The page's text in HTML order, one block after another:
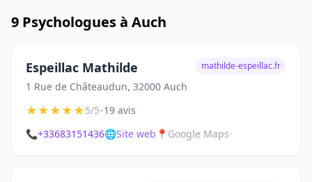
9 Psychologues à Auch
Espeillac Mathilde
1 Rue de Châteaudun, 32000 Auch
mathilde-espeillac.fr
★★★★★5/5•19 avis
📞+33683151436🌐Site web 📍 Google Maps